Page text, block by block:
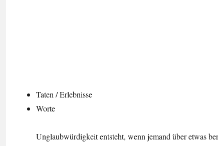
Taten / Erlebnisse
Worte
Unglaubwürdigkeit entsteht, wenn jemand über etwas